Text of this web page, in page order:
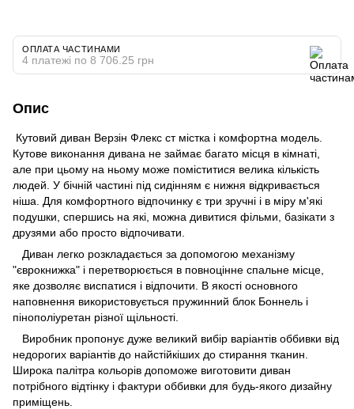
ОПЛАТА ЧАСТИНАМИ
4 платежі по 8 706.25 грн
Опис
Кутовий диван Верзін Флекс ст містка і комфортна модель.
Кутове виконання дивана не займає багато місця в кімнаті,
але при цьому на ньому може поміститися велика кількість
людей. У бічній частині під сидінням є нижня відкривається
ніша. Для комфортного відпочинку є три зручні і в міру м'які
подушки, спершись на які, можна дивитися фільми, базікати з
друзями або просто відпочивати.
Диван легко розкладається за допомогою механізму
"єврокнижка" і перетворюється в повноцінне спальне місце,
яке дозволяє виспатися і відпочити. В якості основного
наповнення використовується пружинний блок Боннель і
пінополіуретан різної щільності.
Виробник пропонує дуже великий вибір варіантів оббивки від
недорогих варіантів до найстійкіших до стирання тканин.
Широка палітра кольорів допоможе виготовити диван
потрібного відтінку і фактури оббивки для будь-якого дизайну
приміщень.